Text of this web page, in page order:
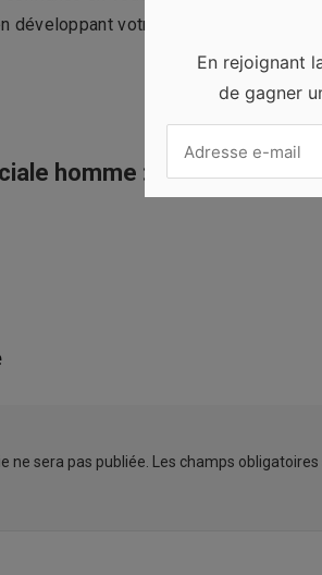
développant votre signature look.
homme : les
NEXT
5
ne sera pas publiée. Les champs
En rejoignant
de gagner